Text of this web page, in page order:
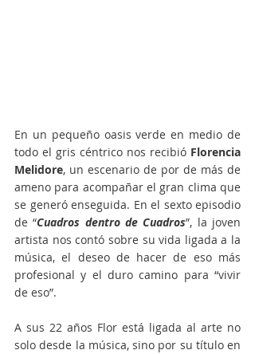
En un pequeño oasis verde en medio de
todo el gris céntrico nos recibió Florencia
Melidore, un escenario de por de más de
ameno para acompañar el gran clima que
se generó enseguida. En el sexto episodio
de “Cuadros dentro de Cuadros”, la joven
artista nos contó sobre su vida ligada a la
música, el deseo de hacer de eso más
profesional y el duro camino para “vivir
de eso”.
A sus 22 años Flor está ligada al arte no
solo desde la música, sino por su título en